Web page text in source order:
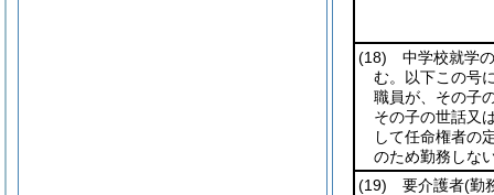
(18) 中学校就学
む。以下この号
職員が、その子
その子の世話又
して任命権者の
のため勤務しな
(19) 要介護者(勤